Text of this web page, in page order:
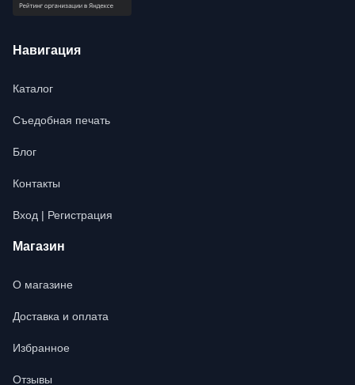
Навигация
Каталог
Съедобная печать
Блог
Контакты
Вход | Регистрация
Магазин
О магазине
Доставка и оплата
Избранное
Отзывы